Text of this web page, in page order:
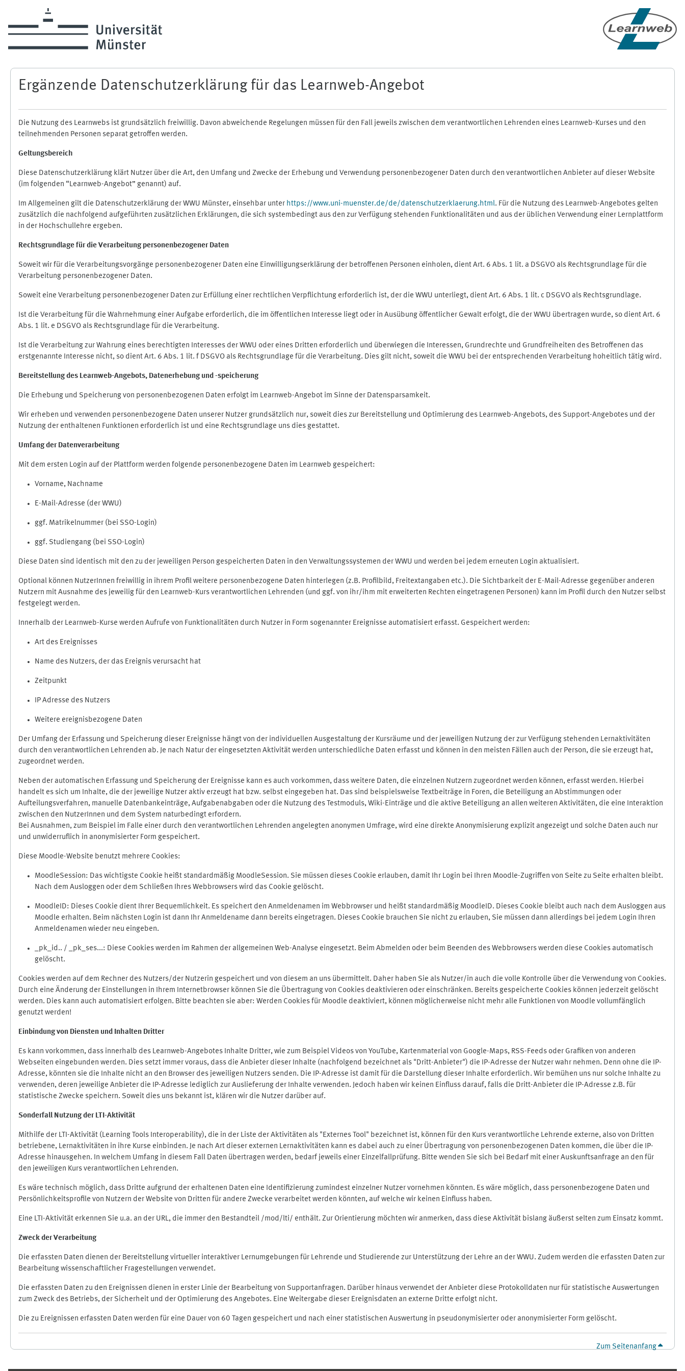
Ergänzende Datenschutzerklärung für das Learnweb-Angebot
Die Nutzung des Learnwebs ist grundsätzlich freiwillig. Davon abweichende Regelungen müssen für den Fall jeweils zwischen dem verantwortlichen Lehrenden eines Learnweb-Kurses und den
teilnehmenden Personen separat getroffen werden.
Geltungsbereich
Diese Datenschutzerklärung klärt Nutzer über die Art, den Umfang und Zwecke der Erhebung und Verwendung personenbezogener Daten durch den verantwortlichen Anbieter auf dieser Website
(im folgenden “Learnweb-Angebot” genannt) auf.
Im Allgemeinen gilt die Datenschutzerklärung der WWU Münster, einsehbar unter https://www.uni-muenster.de/de/datenschutzerklaerung.html. Für die Nutzung des Learnweb-Angebotes gelten
zusätzlich die nachfolgend aufgeführten zusätzlichen Erklärungen, die sich systembedingt aus den zur Verfügung stehenden Funktionalitäten und aus der üblichen Verwendung einer Lernplattform
in der Hochschullehre ergeben.
Rechtsgrundlage für die Verarbeitung personenbezogener Daten
Soweit wir für die Verarbeitungsvorgänge personenbezogener Daten eine Einwilligungserklärung der betroffenen Personen einholen, dient Art. 6 Abs. 1 lit. a DSGVO als Rechtsgrundlage für die
Verarbeitung personenbezogener Daten.
Soweit eine Verarbeitung personenbezogener Daten zur Erfüllung einer rechtlichen Verpflichtung erforderlich ist, der die WWU unterliegt, dient Art. 6 Abs. 1 lit. c DSGVO als Rechtsgrundlage.
Ist die Verarbeitung für die Wahrnehmung einer Aufgabe erforderlich, die im öffentlichen Interesse liegt oder in Ausübung öffentlicher Gewalt erfolgt, die der WWU übertragen wurde, so dient Art. 6
Abs. 1 lit. e DSGVO als Rechtsgrundlage für die Verarbeitung.
Ist die Verarbeitung zur Wahrung eines berechtigten Interesses der WWU oder eines Dritten erforderlich und überwiegen die Interessen, Grundrechte und Grundfreiheiten des Betroffenen das
erstgenannte Interesse nicht, so dient Art. 6 Abs. 1 lit. f DSGVO als Rechtsgrundlage für die Verarbeitung. Dies gilt nicht, soweit die WWU bei der entsprechenden Verarbeitung hoheitlich tätig wird.
Bereitstellung des Learnweb-Angebots, Datenerhebung und -speicherung
Die Erhebung und Speicherung von personenbezogenen Daten erfolgt im Learnweb-Angebot im Sinne der Datensparsamkeit.
Wir erheben und verwenden personenbezogene Daten unserer Nutzer grundsätzlich nur, soweit dies zur Bereitstellung und Optimierung des Learnweb-Angebots, des Support-Angebotes und der
Nutzung der enthaltenen Funktionen erforderlich ist und eine Rechtsgrundlage uns dies gestattet.
Umfang der Datenverarbeitung
Mit dem ersten Login auf der Plattform werden folgende personenbezogene Daten im Learnweb gespeichert:
Vorname, Nachname
E-Mail-Adresse (der WWU)
ggf. Matrikelnummer (bei SSO-Login)
ggf. Studiengang (bei SSO-Login)
Diese Daten sind identisch mit den zu der jeweiligen Person gespeicherten Daten in den Verwaltungssystemen der WWU und werden bei jedem erneuten Login aktualisiert.
Optional können NutzerInnen freiwillig in ihrem Profil weitere personenbezogene Daten hinterlegen (z.B. Profilbild, Freitextangaben etc.). Die Sichtbarkeit der E-Mail-Adresse gegenüber anderen
Nutzern mit Ausnahme des jeweilig für den Learnweb-Kurs verantwortlichen Lehrenden (und ggf. von ihr/ihm mit erweiterten Rechten eingetragenen Personen) kann im Profil durch den Nutzer selbst
festgelegt werden.
Innerhalb der Learnweb-Kurse werden Aufrufe von Funktionalitäten durch Nutzer in Form sogenannter Ereignisse automatisiert erfasst. Gespeichert werden:
Art des Ereignisses
Name des Nutzers, der das Ereignis verursacht hat
Zeitpunkt
IP Adresse des Nutzers
Weitere ereignisbezogene Daten
Der Umfang der Erfassung und Speicherung dieser Ereignisse hängt von der individuellen Ausgestaltung der Kursräume und der jeweiligen Nutzung der zur Verfügung stehenden Lernaktivitäten
durch den verantwortlichen Lehrenden ab. Je nach Natur der eingesetzten Aktivität werden unterschiedliche Daten erfasst und können in den meisten Fällen auch der Person, die sie erzeugt hat,
zugeordnet werden.
Neben der automatischen Erfassung und Speicherung der Ereignisse kann es auch vorkommen, dass weitere Daten, die einzelnen Nutzern zugeordnet werden können, erfasst werden. Hierbei
handelt es sich um Inhalte, die der jeweilige Nutzer aktiv erzeugt hat bzw. selbst eingegeben hat. Das sind beispielsweise Textbeiträge in Foren, die Beteiligung an Abstimmungen oder
Aufteilungsverfahren, manuelle Datenbankeinträge, Aufgabenabgaben oder die Nutzung des Testmoduls, Wiki-Einträge und die aktive Beteiligung an allen weiteren Aktivitäten, die eine Interaktion
zwischen den NutzerInnen und dem System naturbedingt erfordern.
Bei Ausnahmen, zum Beispiel im Falle einer durch den verantwortlichen Lehrenden angelegten anonymen Umfrage, wird eine direkte Anonymisierung explizit angezeigt und solche Daten auch nur
und unwiderruflich in anonymisierter Form gespeichert.
Diese Moodle-Website benutzt mehrere Cookies:
MoodleSession: Das wichtigste Cookie heißt standardmäßig MoodleSession. Sie müssen dieses Cookie erlauben, damit Ihr Login bei Ihren Moodle-Zugriffen von Seite zu Seite erhalten bleibt.
Nach dem Ausloggen oder dem Schließen Ihres Webbrowsers wird das Cookie gelöscht.
MoodleID: Dieses Cookie dient Ihrer Bequemlichkeit. Es speichert den Anmeldenamen im Webbrowser und heißt standardmäßig MoodleID. Dieses Cookie bleibt auch nach dem Ausloggen aus
Moodle erhalten. Beim nächsten Login ist dann Ihr Anmeldename dann bereits eingetragen. Dieses Cookie brauchen Sie nicht zu erlauben, Sie müssen dann allerdings bei jedem Login Ihren
Anmeldenamen wieder neu eingeben.
_pk_id.. / _pk_ses...: Diese Cookies werden im Rahmen der allgemeinen Web-Analyse eingesetzt. Beim Abmelden oder beim Beenden des Webbrowsers werden diese Cookies automatisch
gelöscht.
Cookies werden auf dem Rechner des Nutzers/der Nutzerin gespeichert und von diesem an uns übermittelt. Daher haben Sie als Nutzer/in auch die volle Kontrolle über die Verwendung von Cookies.
Durch eine Änderung der Einstellungen in Ihrem Internetbrowser können Sie die Übertragung von Cookies deaktivieren oder einschränken. Bereits gespeicherte Cookies können jederzeit gelöscht
werden. Dies kann auch automatisiert erfolgen. Bitte beachten sie aber: Werden Cookies für Moodle deaktiviert, können möglicherweise nicht mehr alle Funktionen von Moodle vollumfänglich
genutzt werden!
Einbindung von Diensten und Inhalten Dritter
Es kann vorkommen, dass innerhalb des Learnweb-Angebotes Inhalte Dritter, wie zum Beispiel Videos von YouTube, Kartenmaterial von Google-Maps, RSS-Feeds oder Grafiken von anderen
Webseiten eingebunden werden. Dies setzt immer voraus, dass die Anbieter dieser Inhalte (nachfolgend bezeichnet als "Dritt-Anbieter") die IP-Adresse der Nutzer wahr nehmen. Denn ohne die IP-
Adresse, könnten sie die Inhalte nicht an den Browser des jeweiligen Nutzers senden. Die IP-Adresse ist damit für die Darstellung dieser Inhalte erforderlich. Wir bemühen uns nur solche Inhalte zu
verwenden, deren jeweilige Anbieter die IP-Adresse lediglich zur Auslieferung der Inhalte verwenden. Jedoch haben wir keinen Einfluss darauf, falls die Dritt-Anbieter die IP-Adresse z.B. für
statistische Zwecke speichern. Soweit dies uns bekannt ist, klären wir die Nutzer darüber auf.
Sonderfall Nutzung der LTI-Aktivität
Mithilfe der LTI-Aktivität (Learning Tools Interoperability), die in der Liste der Aktivitäten als "Externes Tool" bezeichnet ist, können für den Kurs verantwortliche Lehrende externe, also von Dritten
betriebene, Lernaktivitäten in ihre Kurse einbinden. Je nach Art dieser externen Lernaktivitäten kann es dabei auch zu einer Übertragung von personenbezogenen Daten kommen, die über die IP-
Adresse hinausgehen. In welchem Umfang in diesem Fall Daten übertragen werden, bedarf jeweils einer Einzelfallprüfung. Bitte wenden Sie sich bei Bedarf mit einer Auskunftsanfrage an den für
den jeweiligen Kurs verantwortlichen Lehrenden.
Es wäre technisch möglich, dass Dritte aufgrund der erhaltenen Daten eine Identifizierung zumindest einzelner Nutzer vornehmen könnten. Es wäre möglich, dass personenbezogene Daten und
Persönlichkeitsprofile von Nutzern der Website von Dritten für andere Zwecke verarbeitet werden könnten, auf welche wir keinen Einfluss haben.
Eine LTI-Aktivität erkennen Sie u.a. an der URL, die immer den Bestandteil /mod/lti/ enthält. Zur Orientierung möchten wir anmerken, dass diese Aktivität bislang äußerst selten zum Einsatz kommt.
Zweck der Verarbeitung
Die erfassten Daten dienen der Bereitstellung virtueller interaktiver Lernumgebungen für Lehrende und Studierende zur Unterstützung der Lehre an der WWU. Zudem werden die erfassten Daten zur
Bearbeitung wissenschaftlicher Fragestellungen verwendet.
Die erfassten Daten zu den Ereignissen dienen in erster Linie der Bearbeitung von Supportanfragen. Darüber hinaus verwendet der Anbieter diese Protokolldaten nur für statistische Auswertungen
zum Zweck des Betriebs, der Sicherheit und der Optimierung des Angebotes. Eine Weitergabe dieser Ereignisdaten an externe Dritte erfolgt nicht.
Die zu Ereignissen erfassten Daten werden für eine Dauer von 60 Tagen gespeichert und nach einer statistischen Auswertung in pseudonymisierter oder anonymisierter Form gelöscht.
Zum Seitenanfang